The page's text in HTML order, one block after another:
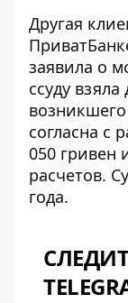
Другая
заявила о
ссуду
согласна с
050 гривен
расчетов.
года.